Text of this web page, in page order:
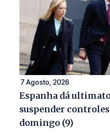
7 Agosto, 2026
Espanha dá
suspender
domingo (9)